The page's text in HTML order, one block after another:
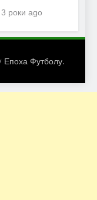
3 роки ago
Епоха Футболу.